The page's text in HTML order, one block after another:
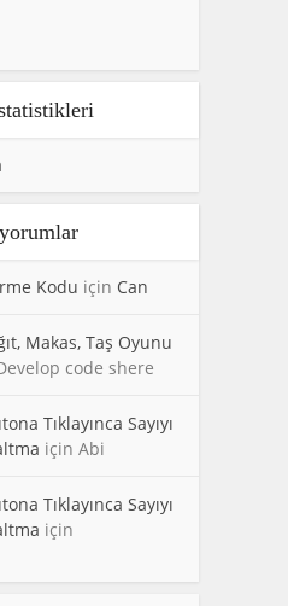
Kodu için Can
Makas, Taş Oyunu
code shere
Tıklayınca Sayıyı
için Abi
Tıklayınca Sayıyı
için